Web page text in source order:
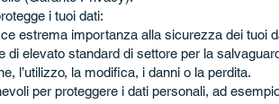
i tuoi dati:
estrema importanza alla sicurezza dei tuoi
di elevato standard di settore per la
l’utilizzo, la modifica, i danni o la perdita.
per proteggere i dati personali, ad